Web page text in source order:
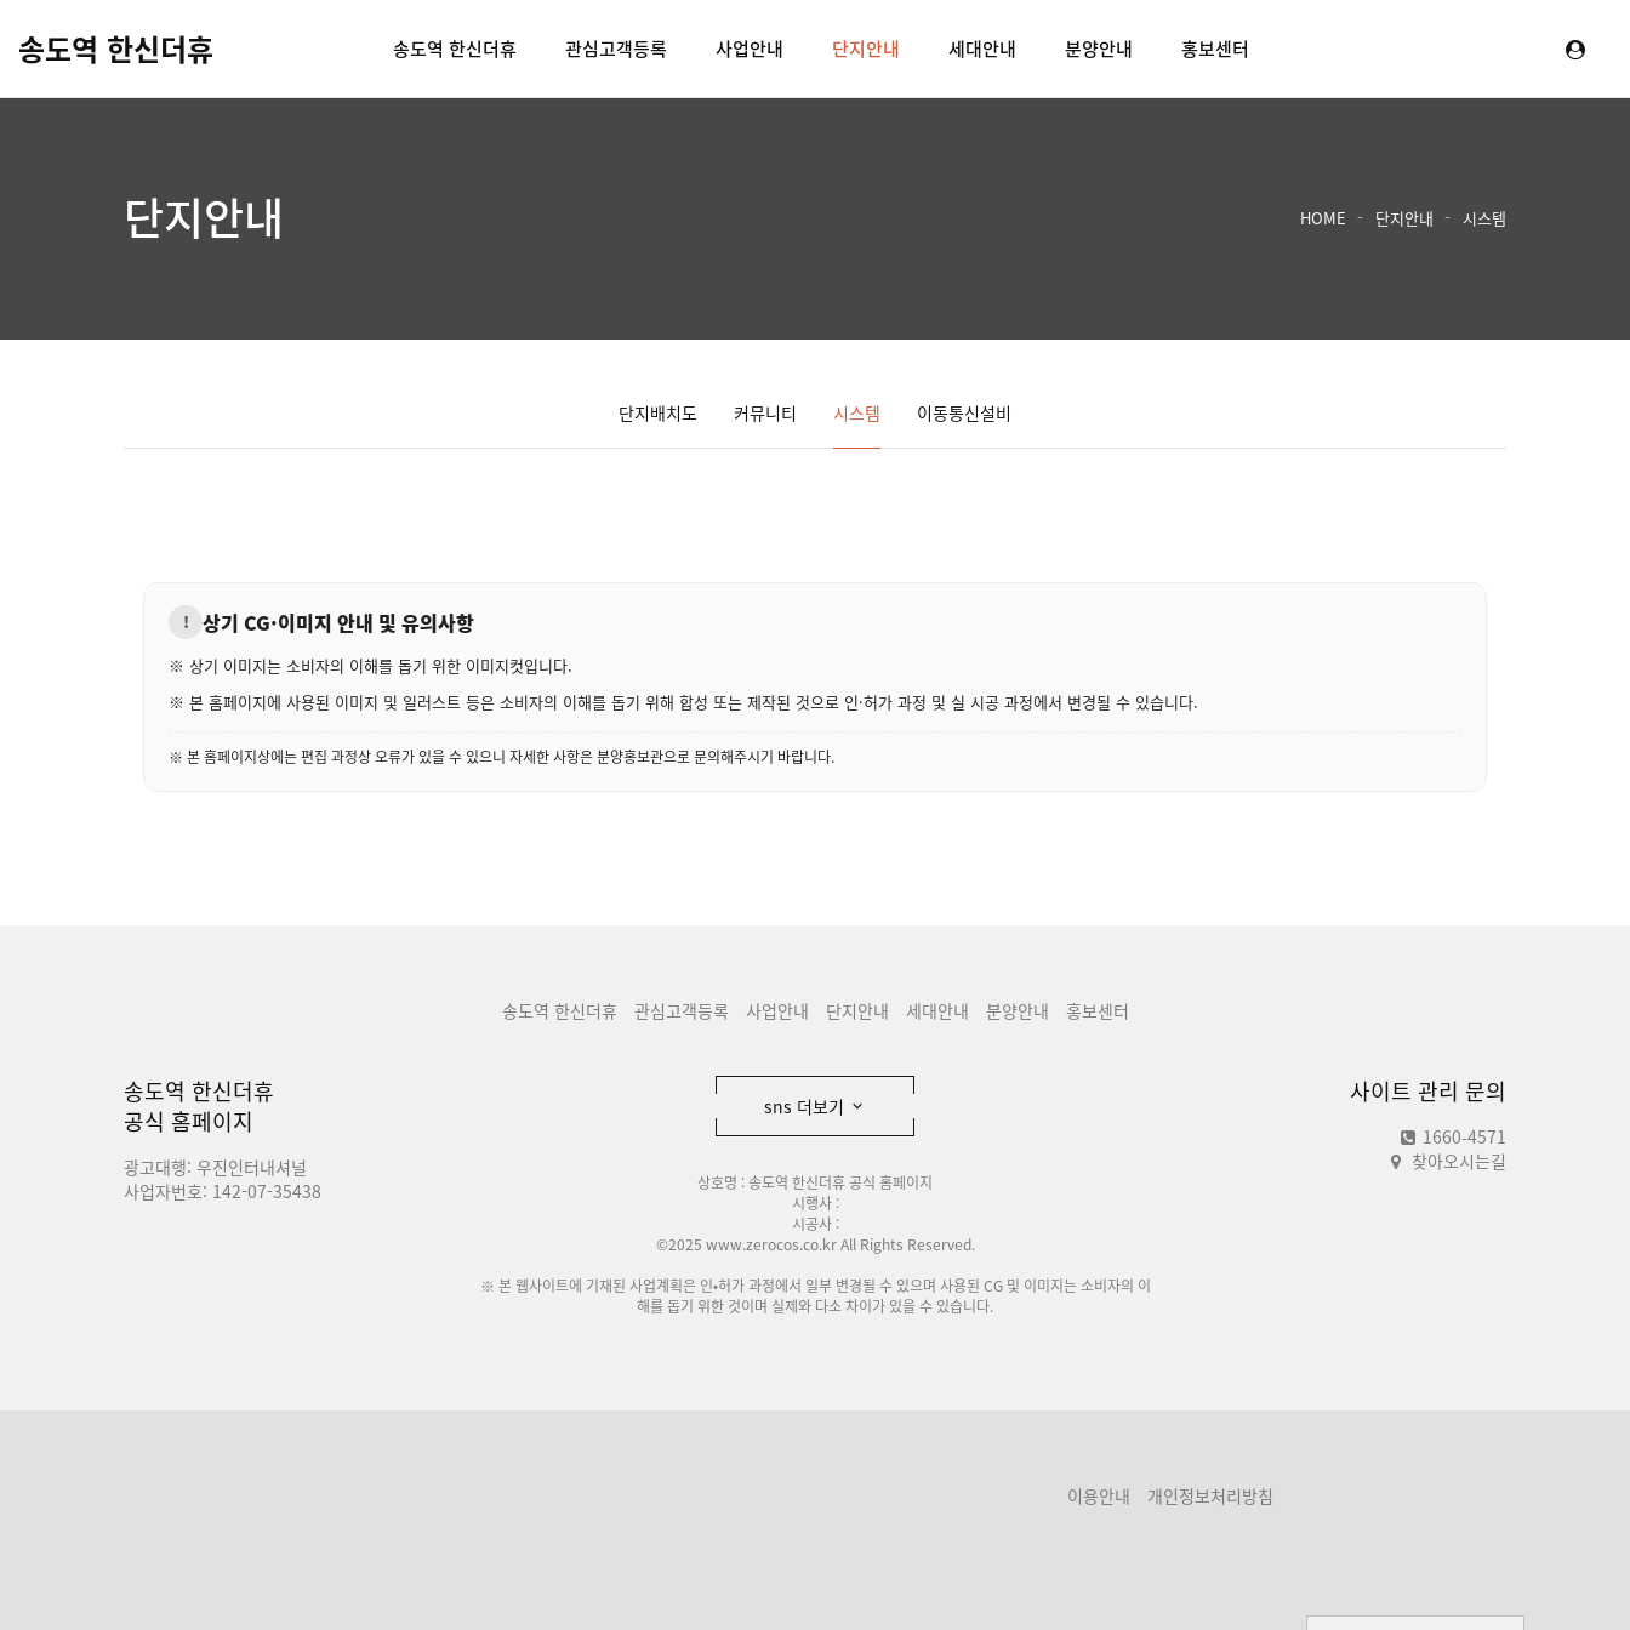
송도역 한신더휴 송도역 한신더휴 관심고객등록 사업안내 단지안내 세대안내 분양안내 홍보센터
단지안내 HOME 단지안내 시스템
단지배치도 커뮤니티 시스템 이동통신설비
! 상기 CG·이미지 안내 및 유의사항
※ 상기 이미지는 소비자의 이해를 돕기 위한 이미지컷입니다.
※ 본 홈페이지에 사용된 이미지 및 일러스트 등은 소비자의 이해를 돕기 위해 합성 또는 제작된 것으로 인·허가 과정 및 실 시공 과정에서 변경될 수 있습니다.
※ 본 홈페이지상에는 편집 과정상 오류가 있을 수 있으니 자세한 사항은 분양홍보관으로 문의해주시기 바랍니다.
송도역 한신더휴 관심고객등록 사업안내 단지안내 세대안내 분양안내 홍보센터
송도역 한신더휴
공식 홈페이지
광고대행: 우진인터내셔널
사업자번호: 142-07-35438
사이트 관리 문의
1660-4571
찾아오시는길
sns 더보기
상호명 : 송도역 한신더휴 공식 홈페이지
시행사 :
시공사 :
©2025 www.zerocos.co.kr All Rights Reserved.
※ 본 웹사이트에 기재된 사업계획은 인•허가 과정에서 일부 변경될 수 있으며 사용된 CG 및 이미지는 소비자의 이
해를 돕기 위한 것이며 실제와 다소 차이가 있을 수 있습니다.
이용안내 개인정보처리방침